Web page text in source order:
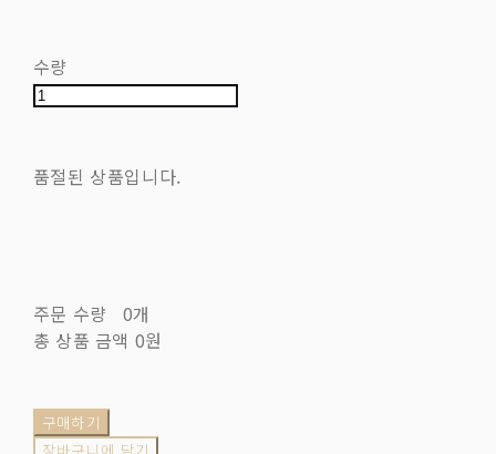
수량
품절된 상품입니다.
주문 수량
0개
총 상품 금액 0원
구매하기